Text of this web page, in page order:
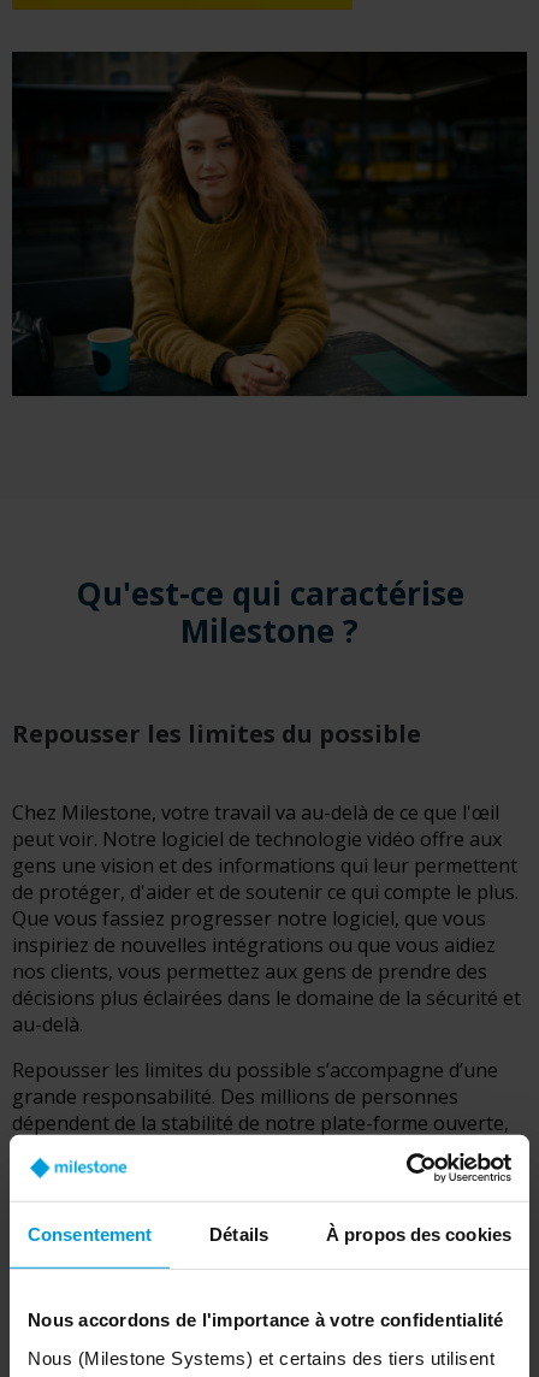
Consentement Détails À propos des cookies
Nous accordons de l'importance à votre confidentialité
Nous (Milestone Systems) et certains des tiers utilisent
Qu'est-ce qui caractérise
Milestone ?
Repousser les limites du possible
Chez Milestone, votre travail va au-delà de ce que l'œil
peut voir. Notre logiciel de technologie vidéo offre aux
gens une vision et des informations qui leur permettent
de protéger, d'aider et de soutenir ce qui compte le plus.
Que vous fassiez progresser notre logiciel, que vous
inspiriez de nouvelles intégrations ou que vous aidiez
nos clients, vous permettez aux gens de prendre des
décisions plus éclairées dans le domaine de la sécurité et
au-delà.
Repousser les limites du possible s’accompagne d’une
grande responsabilité. Des millions de personnes
dépendent de la stabilité de notre plate-forme ouverte,
et notre technologie doit être au service de l’humanité.
Ensemble, nous plaçons les personnes avant la
technologie. Nous allons au-delà de l'évidence.